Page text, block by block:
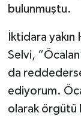
bulunmuştu.
İktidara
Selvi,
da
ediyorum.
olarak örgütü